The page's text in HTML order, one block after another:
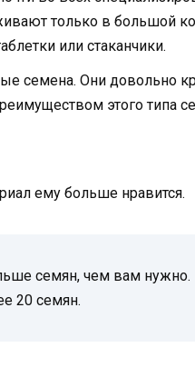
только в большой
или стаканчики.
семена. Они довольно
этого типа
ему больше нравится.
семян, чем вам нужно.
20 семян.